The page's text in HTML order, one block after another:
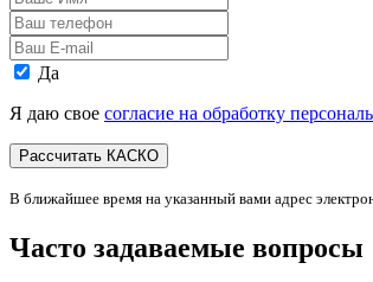
Имя
Ваш
телефон
Ваш
E-
mail
Персональные
Да
Я даю свое согласие на обработку
В ближайшее время на указанный вами адрес
Часто задаваемые вопросы